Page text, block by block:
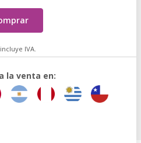
IVA.
la venta en: